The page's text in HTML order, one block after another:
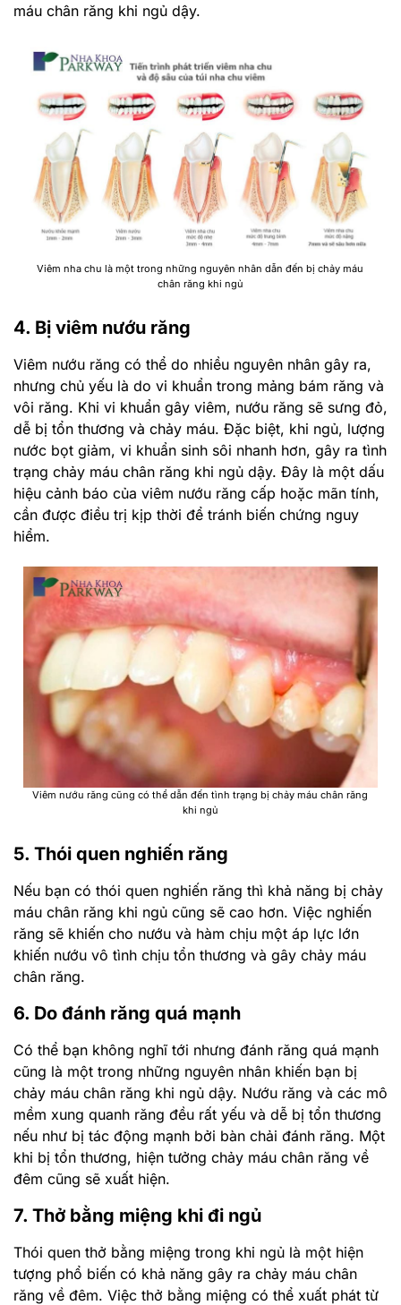
máu chân răng khi ngủ dậy.
Viêm nha chu là một trong những nguyên nhân dẫn đến bị chảy máu
chân răng khi ngủ
4. Bị viêm nướu răng
Viêm nướu răng có thể do nhiều nguyên nhân gây ra,
nhưng chủ yếu là do vi khuẩn trong mảng bám răng và
vôi răng. Khi vi khuẩn gây viêm, nướu răng sẽ sưng đỏ,
dễ bị tổn thương và chảy máu. Đặc biệt, khi ngủ, lượng
nước bọt giảm, vi khuẩn sinh sôi nhanh hơn, gây ra tình
trạng chảy máu chân răng khi ngủ dậy. Đây là một dấu
hiệu cảnh báo của viêm nướu răng cấp hoặc mãn tính,
cần được điều trị kịp thời để tránh biến chứng nguy
hiểm.
Viêm nướu răng cũng có thể dẫn đến tình trạng bị chảy máu chân răng
khi ngủ
5. Thói quen nghiến răng
Nếu bạn có thói quen nghiến răng thì khả năng bị chảy
máu chân răng khi ngủ cũng sẽ cao hơn. Việc nghiến
răng sẽ khiến cho nướu và hàm chịu một áp lực lớn
khiến nướu vô tình chịu tổn thương và gây chảy máu
chân răng.
6. Do đánh răng quá mạnh
Có thể bạn không nghĩ tới nhưng đánh răng quá mạnh
cũng là một trong những nguyên nhân khiến bạn bị
chảy máu chân răng khi ngủ dậy. Nướu răng và các mô
mềm xung quanh răng đều rất yếu và dễ bị tổn thương
nếu như bị tác động mạnh bởi bàn chải đánh răng. Một
khi bị tổn thương, hiện tưởng chảy máu chân răng về
đêm cũng sẽ xuất hiện.
7. Thở bằng miệng khi đi ngủ
Thói quen thở bằng miệng trong khi ngủ là một hiện
tượng phổ biến có khả năng gây ra chảy máu chân
răng về đêm. Việc thở bằng miệng có thể xuất phát từ